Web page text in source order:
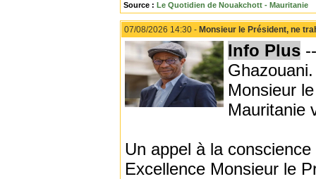
Source : Le Quotidien de Nouakchott - Mauritanie
07/08/2026 14:30 - Monsieur le Président, ne
Info Plus
Ghazouani.
Monsieur
Mauritanie
Un appel à la
Excellence Monsieur le